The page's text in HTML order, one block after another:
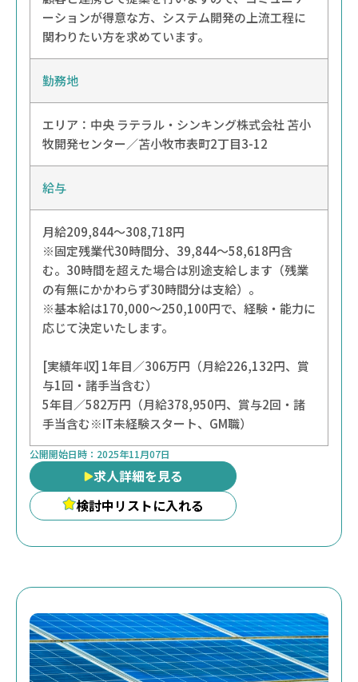
ーションが得意な方、システム開発の上流工程に
関わりたい方を求めています。
勤務地
エリア： 中央 ラテラル・シンキング株式会社 苫小
牧開発センター／苫小牧市表町2丁目3-12
給与
月給209,844〜308,718円
※固定残業代30時間分、39,844〜58,618円含
む。30時間を超えた場合は別途支給します（残業
の有無にかかわらず30時間分は支給）。
※基本給は170,000～250,100円で、経験・能力に
応じて決定いたします。
[実績年収] 1年目／306万円（月給226,132円、賞
与1回・諸手当含む）
5年目／582万円（月給378,950円、賞与2回・諸
手当含む※IT未経験スタート、GM職）
検討中リストに入れる
求人詳細を見る
公開開始日時： 2025年11月07日